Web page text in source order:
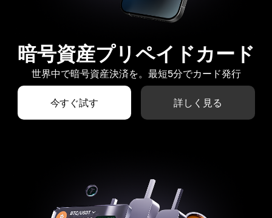
暗号資産プリペイドカード
世界中で暗号資産決済を。最短5分でカード発行
今すぐ試す 詳しく見る